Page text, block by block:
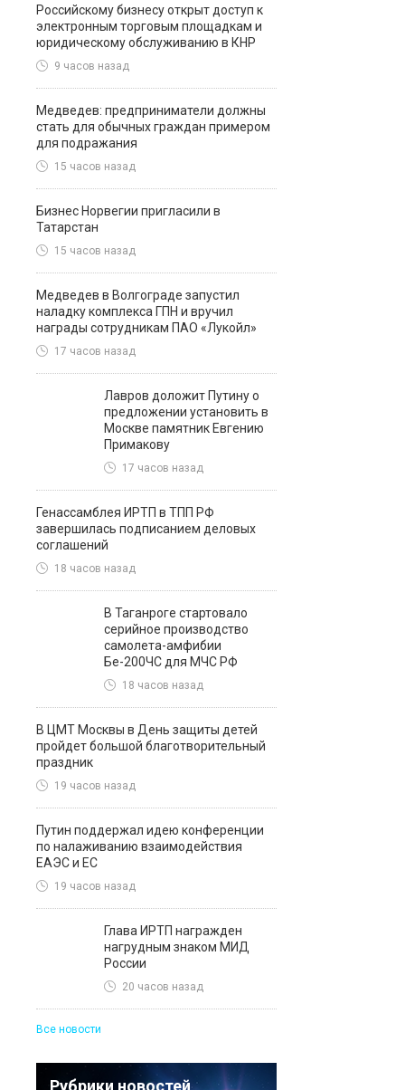
Российскому бизнесу открыт доступ к
электронным торговым площадкам и
юридическому обслуживанию в КНР
9 часов назад
Медведев: предприниматели должны
стать для обычных граждан примером
для подражания
15 часов назад
Бизнес Норвегии пригласили в
Татарстан
15 часов назад
Медведев в Волгограде запустил
наладку комплекса ГПН и вручил
награды сотрудникам ПАО «Лукойл»
17 часов назад
Лавров доложит Путину о
предложении установить в
Москве памятник Евгению
Примакову
17 часов назад
Генассамблея ИРТП в ТПП РФ
завершилась подписанием деловых
соглашений
18 часов назад
В Таганроге стартовало
серийное производство
самолета-амфибии
Бе-200ЧС для МЧС РФ
18 часов назад
В ЦМТ Москвы в День защиты детей
пройдет большой благотворительный
праздник
19 часов назад
Путин поддержал идею конференции
по налаживанию взаимодействия
ЕАЭС и ЕС
19 часов назад
Глава ИРТП награжден
нагрудным знаком МИД
России
20 часов назад
Все новости
Рубрики новостей